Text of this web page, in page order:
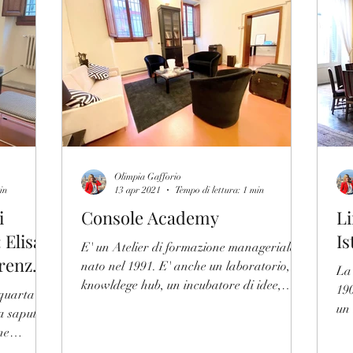
Life & Business Mentoring Life & Business Coaching
Prodotti in pelle Area sicurezza Area direzionale
poli-funzionale
Console Academy
E' un Atelier di formazione manageriale
nato nel 1991. E' anche un laboratorio, un
knowldege hub, un incubatore di idee,
Olimpia Gafforio
13 apr 2021
Tempo di lettura: 1 min
un